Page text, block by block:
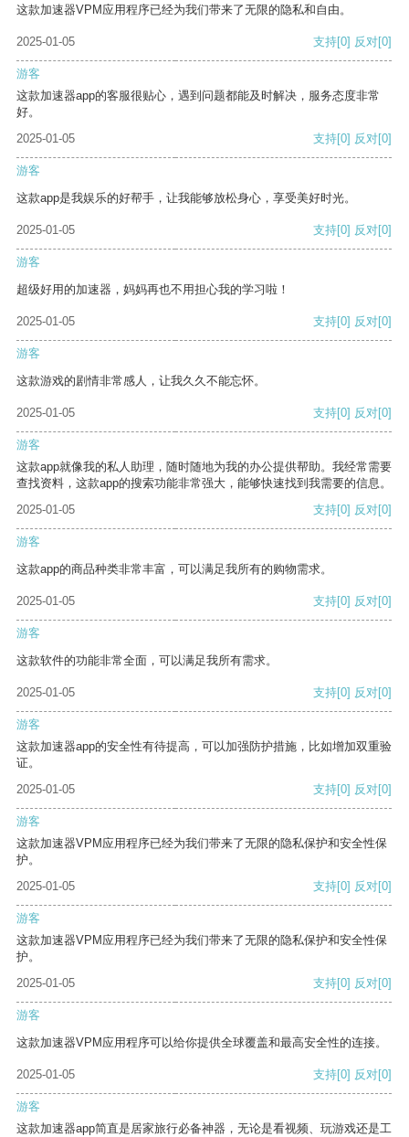
这款加速器VPM应用程序已经为我们带来了无限的隐私和自由。
2025-01-05 支持[0] 反对[0]
游客
这款加速器app的客服很贴心，遇到问题都能及时解决，服务态度非常
好。
2025-01-05
支持[0] 反对[0]
游客
这款app是我娱乐的好帮手，让我能够放松身心，享受美好时光。
2025-01-05 支持[0] 反对[0]
游客
超级好用的加速器，妈妈再也不用担心我的学习啦！
2025-01-05 支持[0] 反对[0]
游客
这款游戏的剧情非常感人，让我久久不能忘怀。
2025-01-05 支持[0] 反对[0]
游客
这款app就像我的私人助理，随时随地为我的办公提供帮助。我经常需要
查找资料，这款app的搜索功能非常强大，能够快速找到我需要的信息。
2025-01-05
支持[0] 反对[0]
游客
这款app的商品种类非常丰富，可以满足我所有的购物需求。
2025-01-05 支持[0] 反对[0]
游客
这款软件的功能非常全面，可以满足我所有需求。
2025-01-05 支持[0] 反对[0]
游客
这款加速器app的安全性有待提高，可以加强防护措施，比如增加双重验
证。
2025-01-05
支持[0] 反对[0]
游客
这款加速器VPM应用程序已经为我们带来了无限的隐私保护和安全性保
护。
2025-01-05
支持[0] 反对[0]
游客
这款加速器VPM应用程序已经为我们带来了无限的隐私保护和安全性保
护。
2025-01-05
支持[0] 反对[0]
游客
这款加速器VPM应用程序可以给你提供全球覆盖和最高安全性的连接。
2025-01-05 支持[0] 反对[0]
游客
这款加速器app简直是居家旅行必备神器，无论是看视频、玩游戏还是工